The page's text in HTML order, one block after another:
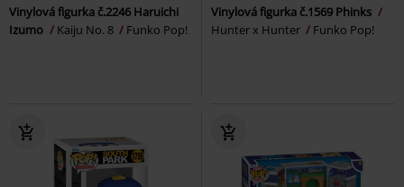
Vinylová figurka č.2246 Haruichi
Izumo
Kaiju No. 8 Funko Pop!
Vinylová figurka č.1569 Phinks
Hunter x Hunter
Funko Pop!